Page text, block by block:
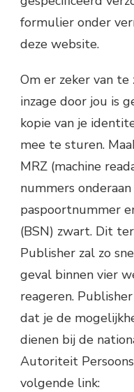
formulier onder
deze website.
Om er zeker van
inzage door jou is
kopie van je
mee te sturen.
MRZ (machine
nummers
paspoortnummer
(BSN) zwart. Dit
Publisher zal zo
geval binnen vier
reageren.
dat je de
dienen bij de
Autoriteit
volgende link: